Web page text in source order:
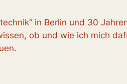
in Berlin und 30
ob und wie ich mich